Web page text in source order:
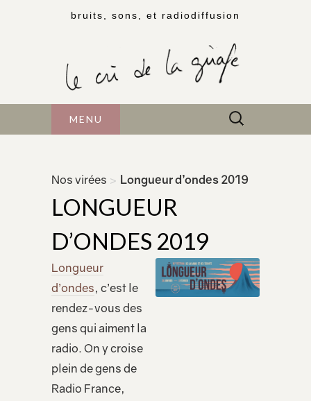
bruits, sons, et radiodiffusion
MENU Rechercher :
Nos virées > Longueur d’ondes 2019
LONGUEUR
D’ONDES 2019
Longueur
d’ondes, c’est le
rendez-vous des
gens qui aiment la
radio. On y croise
plein de gens de
Radio France,